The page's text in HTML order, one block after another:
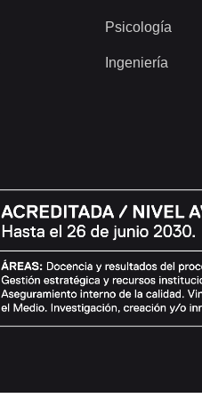
Psicología
Ingeniería